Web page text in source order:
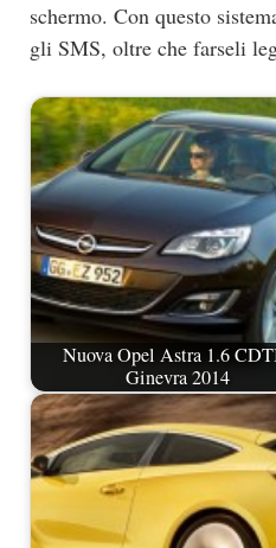
schermo. Con questo
gli SMS, oltre che farseli
Nuova Opel Astra 1.6
Ginevra 2014